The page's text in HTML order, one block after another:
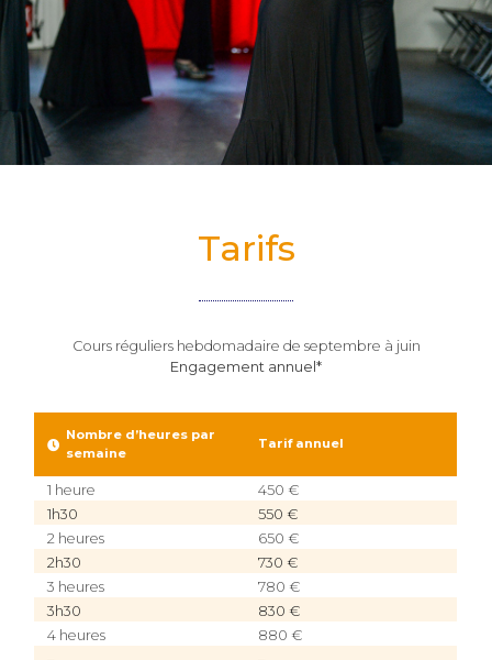
Tarifs
Cours réguliers hebdomadaire de septembre à juin
Engagement annuel*
Nombre d’heures par
semaine
Tarif annuel
1 heure
450 €
1h30
550 €
2 heures
650 €
2h30
730 €
3 heures
780 €
3h30
830 €
4 heures
880 €